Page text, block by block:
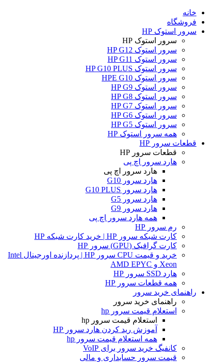
خانه
فروشگاه
سرور استوک HP
سرور استوک HP
سرور استوک HP G12
سرور استوک HP G11
سرور استوک HP G10 PLUS
سرور استوک HPE G10
سرور استوک HP G9
سرور استوک HP G8
سرور استوک HP G7
سرور استوک HP G6
سرور استوک HP G5
همه سرور استوک HP
قطعات سرور HP
قطعات سرور HP
هارد سرور اچ پی
هارد سرور اچ پی
هارد سرور G10
هارد سرور G10 PLUS
هارد سرور G5
هارد سرور G9
همه هارد سرور اچ پی
رم سرور HP
کارت شبکه سرور HP | خرید کارت شبکه HP
کارت گرافیک (GPU) سرور HP
خرید و قیمت CPU سرور HP | پردازنده اورجینال Intel
Xeon و AMD EPYC
هارد SSD سرور HP
همه قطعات سرور HP
راهنمای خرید سرور
راهنمای خرید سرور
استعلام قیمت سرور hp
استعلام قیمت سرور hp
آموزش ريد كردن هارد سرور HP
همه استعلام قیمت سرور hp
کانفیگ خرید سرور برای VoIP
قیمت سرور حسابداری و مالی